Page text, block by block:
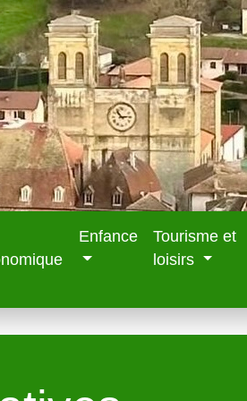
Enfance
Tourisme et
loisirs